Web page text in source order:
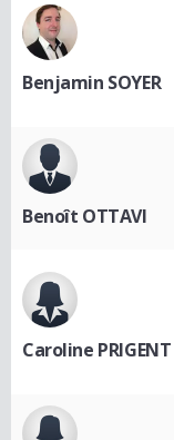
Benjamin SOYER
Benoît OTTAVI
Caroline PRIGENT